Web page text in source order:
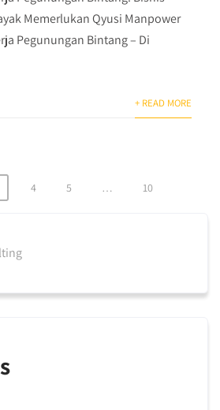
Memerlukan Qyusi Manpower
Pegunungan Bintang – Di
+ READ MORE
4 5 … 10